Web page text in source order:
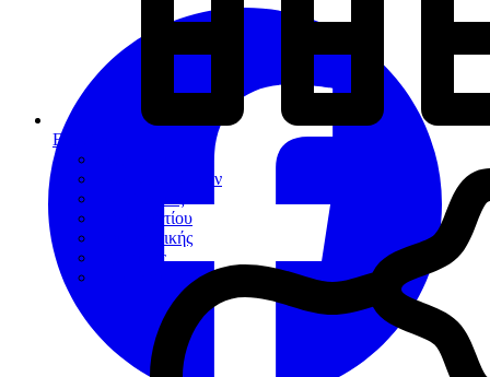
Εργαλεία
Αποκαταστάσεων
Περιοδοντίου
Χειρουργικής
Εξακτικής